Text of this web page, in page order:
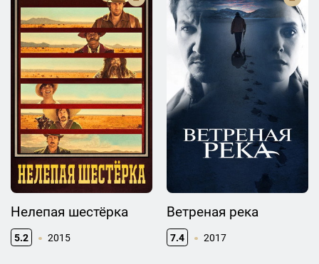
Нелепая шестёрка
5.2 2015
Ветреная река
7.4 2017